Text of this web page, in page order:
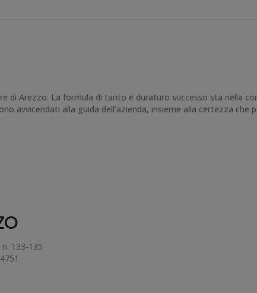
di Arezzo. La formula di tanto e duraturo successo sta nella
avvicendati alla guida dell’azienda, insieme alla certezza che
133-135